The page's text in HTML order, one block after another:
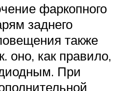
фаркопного
заднего
также
оно, как правило,
При